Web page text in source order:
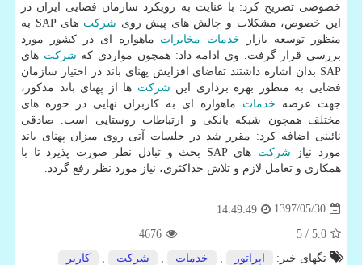
خصوصی تصریح كرد: با عنایت به رویكرد سازمان فضایی ایران در
این خصوص، مشكلات و چالش های پیش روی شركت
های SAP به
منظور توسعه بازار خدمات مخابرات ماهواره ای در كشور مورد
بررسی قرار گرفت. وی ادامه داد: همچون مواردی كه شركت های
SAP بدان اشاره داشتند تقاضای افزایش پهنای باند در اختیار سازمان
فضایی به منظور بهره برداری این شركت ها از پهنای باند مذكور،
جهت عرضه خدمات ماهواره ای به كاربران نهایی در حوزه های
مختلف همچون شبكه بانكی و ارتباطات روستایی است. صادقی
نائینی اضافه كرد: مقرر شد در جلسات آتی روی میزان پهنای باند
مورد نیاز شركت
های SAP بحث و تبادل نظر صورت پذیرد تا با
همكاری و تعامل لازم و تلاش حداكثری، نیاز مورد نظر رفع گردد.
1397/05/30
14:49:49
5.0
/ 5
4676
تگهای خبر:
اپراتور خدمات شركت كاربر